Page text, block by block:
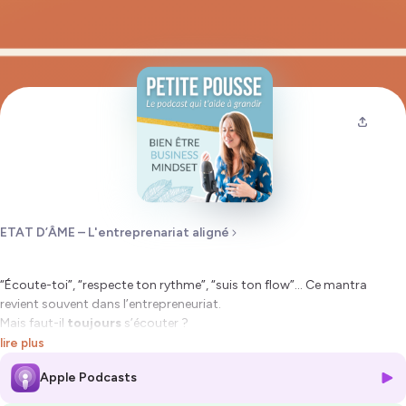
ETAT D’ÂME – L'entreprenariat aligné
“Écoute-toi”, “respecte ton rythme”, “suis ton flow”… Ce mantra
revient souvent dans l’entrepreneuriat.
Mais faut-il toujours s’écouter ?
Dans cet épisode, je partage un point de vue plus nuancé — inspiré
d’une discussion entre amies entrepreneures.
lire plus
Apple Podcasts